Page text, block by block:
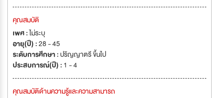
คุณสมบัติ
เพศ :ไม่ระบุ
อายุ(ปี) :28 - 45
ระดับการศึกษา :ปริญญาตรี ขึ้นไป
ประสบการณ์(ปี) : 1 - 4
คุณสมบัติด้านความรู้และความสามารถ